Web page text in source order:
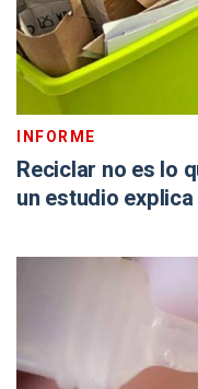
INFORME
Reciclar no es lo
un estudio